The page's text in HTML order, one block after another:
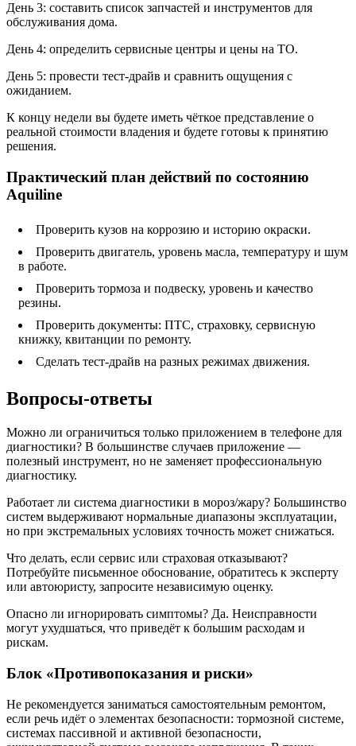
День 3: составить список запчастей и инструментов для
обслуживания дома.
День 4: определить сервисные центры и цены на ТО.
День 5: провести тест-драйв и сравнить ощущения с
ожиданием.
К концу недели вы будете иметь чёткое представление о
реальной стоимости владения и будете готовы к принятию
решения.
Практический план действий по состоянию
Aquiline
Проверить кузов на коррозию и историю окраски.
Проверить двигатель, уровень масла, температуру и шум
в работе.
Проверить тормоза и подвеску, уровень и качество
резины.
Проверить документы: ПТС, страховку, сервисную
книжку, квитанции по ремонту.
Сделать тест‑драйв на разных режимах движения.
Вопросы-ответы
Можно ли ограничиться только приложением в телефоне для
диагностики? В большинстве случаев приложение —
полезный инструмент, но не заменяет профессиональную
диагностику.
Работает ли система диагностики в мороз/жару? Большинство
систем выдерживают нормальные диапазоны эксплуатации,
но при экстремальных условиях точность может снижаться.
Что делать, если сервис или страховая отказывают?
Потребуйте письменное обоснование, обратитесь к эксперту
или автоюристу, запросите независимую оценку.
Опасно ли игнорировать симптомы? Да. Неисправности
могут ухудшаться, что приведёт к большим расходам и
рискам.
Блок «Противопоказания и риски»
Не рекомендуется заниматься самостоятельным ремонтом,
если речь идёт о элементах безопасности: тормозной системе,
системах пассивной и активной безопасности,